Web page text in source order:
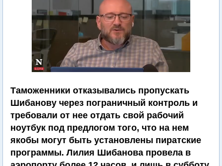
Таможенники отказывались пропускать
Шибанову через пограничный контроль и
требовали от нее отдать свой рабочий
ноутбук под предлогом того, что на нем
якобы могут быть установлены пиратские
программы. Лилия Шибанова провела в